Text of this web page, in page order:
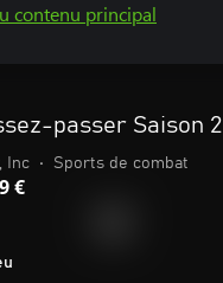
contenu principal
passer Saison 2
Inc • Sports de combat
€